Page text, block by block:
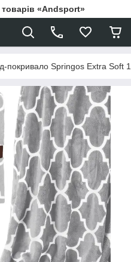
товарів «Andsport»
покривало Springos Extra Soft